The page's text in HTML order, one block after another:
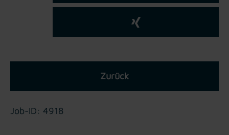
Zurück
Job-ID: 4918